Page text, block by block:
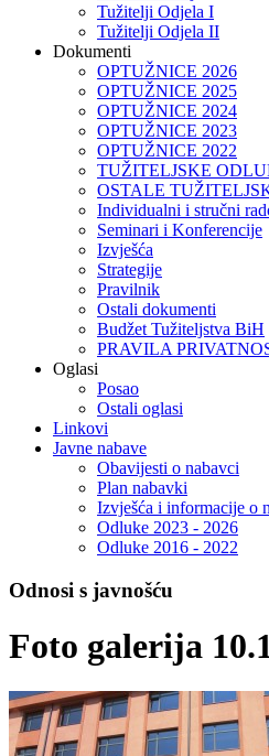
Tužitelji Odjela I
Tužitelji Odjela II
Dokumenti
OPTUŽNICE 2026
OPTUŽNICE 2025
OPTUŽNICE 2024
OPTUŽNICE 2023
OPTUŽNICE 2022
TUŽITELJSKE
OSTALE
Individualni i stručni
Seminari i Konferencije
Izvješća
Strategije
Pravilnik
Ostali dokumenti
Budžet Tužiteljstva BiH
PRAVILA
Oglasi
Posao
Ostali oglasi
Linkovi
Javne nabave
Obavijesti o nabavci
Plan nabavki
Izvješća i informacije o
Odluke 2023 - 2026
Odluke 2016 - 2022
Odnosi s javnošću
Foto galerija